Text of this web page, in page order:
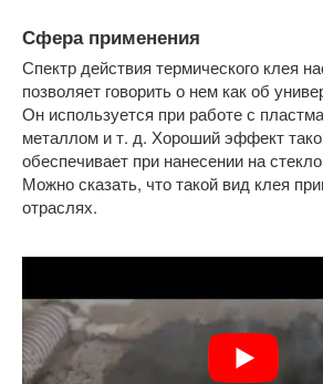
Сфера применения
Спектр действия термического клея
позволяет говорить о нем как об
Он используется при работе с
металлом и т. д. Хороший эффект
обеспечивает при нанесении на
Можно сказать, что такой вид клея
отраслях.